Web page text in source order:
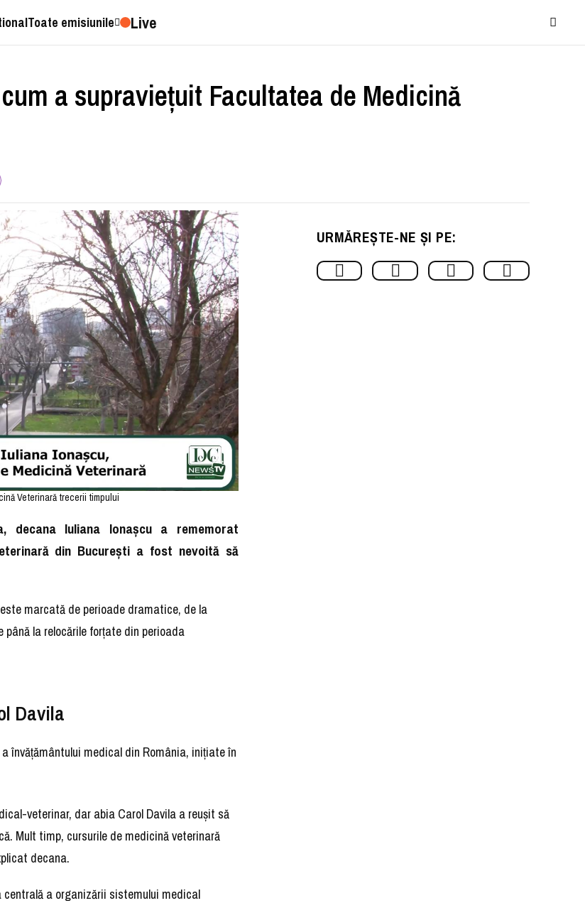
Toate emisiunile Live
a supraviețuit Facultatea de Medicină
Veterinară trecerii timpului
decana Iuliana Ionașcu a rememorat
din București a fost nevoită să
marcată de perioade dramatice, de la
la relocările forțate din perioada
Davila
învățământului medical din România, inițiate în
veterinar, dar abia Carol Davila a reușit să
Mult timp, cursurile de medicină veterinară
decana.
a organizării sistemului medical
URMĂREȘTE-NE ȘI PE: